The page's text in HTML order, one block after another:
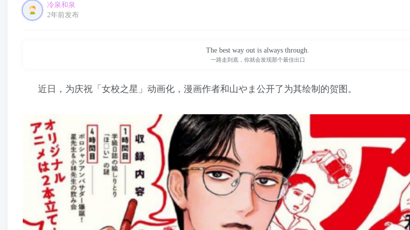
冷泉和泉
2年前发布
The best way out is always through.
一路走到底，你就会发现那个最佳出口
近日，为庆祝「女校之星」动画化，漫画作者和山やま公开了为其绘制的贺图。